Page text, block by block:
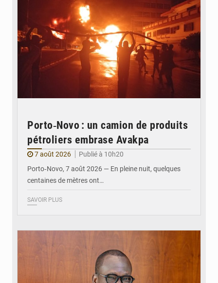
Porto‑Novo : un camion de produits
pétroliers embrase Avakpa
7 août 2026
Publié à 10h20
Porto‑Novo, 7 août 2026 — En pleine nuit, quelques
centaines de mètres ont…
SAVOIR PLUS